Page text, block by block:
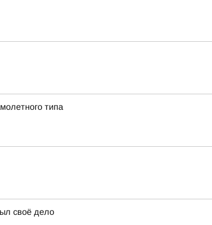
типа
своё дело